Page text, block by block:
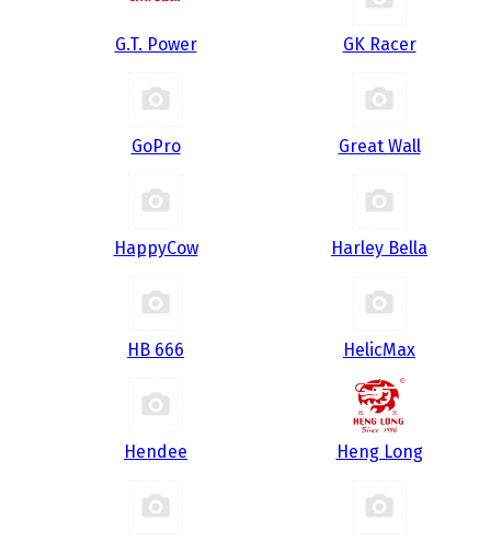
G.T. Power GK Racer
GoPro Great Wall
HappyCow Harley Bella
HB 666 HelicMax
Hendee Heng Long